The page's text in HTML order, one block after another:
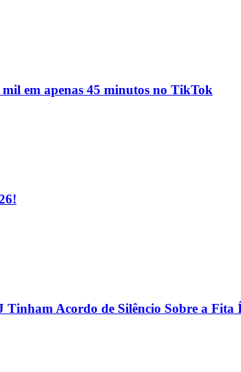
em apenas 45 minutos no TikTok
Tinham Acordo de Silêncio Sobre a Fita